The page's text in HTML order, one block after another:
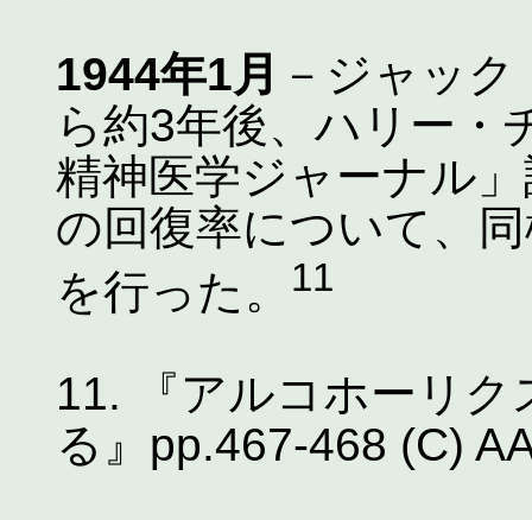
1944年1月 －ジャッ
ら約3年後、ハリー・
精神医学ジャーナル
の回復率について、
を行った。
11
11. 『アルコホーリ
る』pp.467-468 (C)